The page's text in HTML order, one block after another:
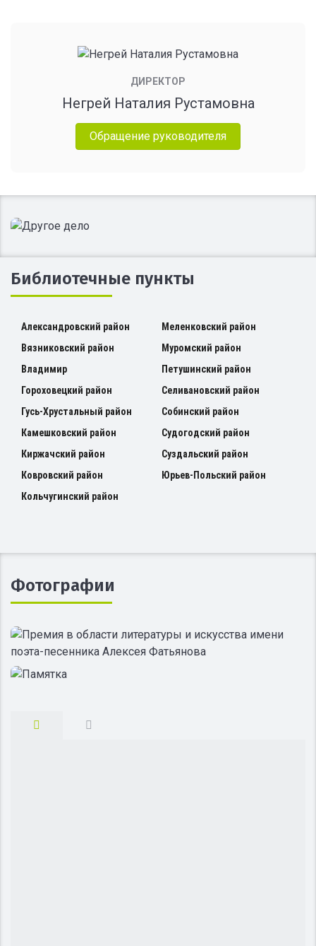
ДИРЕКТОР
Негрей Наталия Рустамовна
Обращение руководителя
Библиотечные пункты
Александровский район
Вязниковский район
Владимир
Гороховецкий район
Гусь-Хрустальный район
Камешковский район
Киржачский район
Ковровский район
Кольчугинский район
Меленковский район
Муромский район
Петушинский район
Селивановский район
Собинский район
Судогодский район
Суздальский район
Юрьев-Польский район
Фотографии